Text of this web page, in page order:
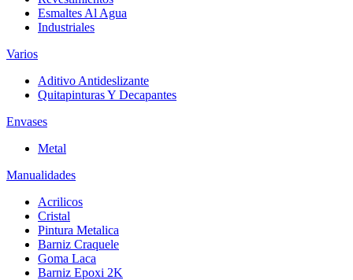
Esmaltes Al Agua
Industriales
Varios
Aditivo Antideslizante
Quitapinturas Y Decapantes
Envases
Metal
Manualidades
Acrilicos
Cristal
Pintura Metalica
Barniz Craquele
Goma Laca
Barniz Epoxi 2K